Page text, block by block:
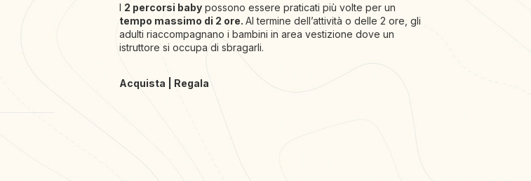
I 2 percorsi babypossono essere praticati più volte per un
tempo massimo di 2 ore. Al termine dell’attività o delle 2 ore, gli
adulti riaccompagnano i bambini in area vestizione dove un
istruttore si occupa di sbragarli.
Acquista Regala